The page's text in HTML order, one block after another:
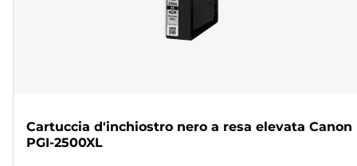
Cartuccia d'inchiostro nero a resa elevata Canon
PGI-2500XL